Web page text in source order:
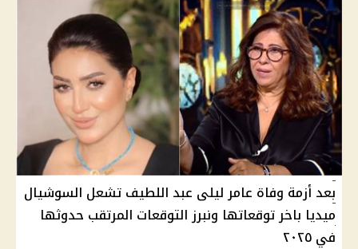
بعد أزمة وفاة عامر ليلى عبد اللطيف تشعل السوشيال
ميديا باخر توقعاتها ونبرز التوقعات المرتقب حدوثها
في ٢٠٢٥